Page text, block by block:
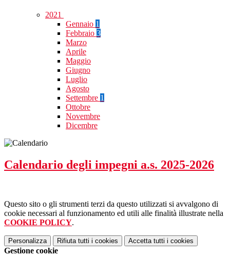
2021
Gennaio 1
Febbraio 3
Marzo
Aprile
Maggio
Giugno
Luglio
Agosto
Settembre 1
Ottobre
Novembre
Dicembre
Calendario degli impegni a.s. 2025-2026
Questo sito o gli strumenti terzi da questo utilizzati si avvalgono di
cookie necessari al funzionamento ed utili alle finalità illustrate nella
COOKIE POLICY.
Personalizza Rifiuta tutti i cookies Accetta tutti i cookies
Gestione cookie